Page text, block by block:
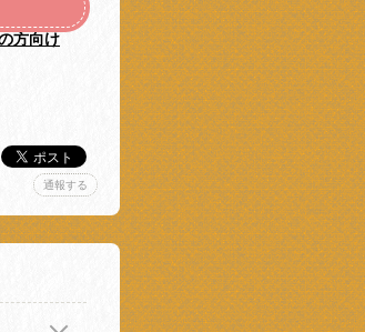
方向け
通報する